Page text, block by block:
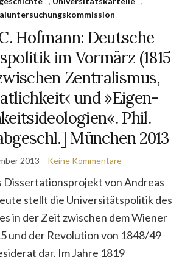
Hofmann: Deutsche
im Vormärz (1815
Zentralismus,
und »Eigen­
Phil.
München 2013
2013 Keine Kommentare
Dissertationsprojekt von Andreas
stellt die Universitätspolitik des
in der Zeit zwischen dem Wiener
und der Revolution von 1848/49
dar. Im Jahre 1819